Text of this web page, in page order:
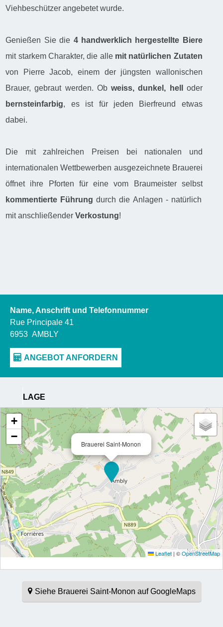
Viehbeschützer angebetet wurde.
Genießen Sie die 4 handwerklich hergestellte Biere
mit starkem Charakter, die allemit natürlichen Zutaten
von Pierre Jacob, einem der jüngsten wallonischen
Brauer, gebraut werden. Obweiss, dunkel, hell
oder
bernsteinfarbig, es ist für jeden Bierfreund etwas
dabei.
Die mit zahlreichen Preisen bei nationalen und
internationalen Wettbewerben ausgezeichnete Brauerei
öffnet ihre Pforten für eine vom Braumeister selbst
kommentierte Führung durch die Anlagen - natürlich
mit anschließenderVerkostung!
Name, Anschrift und Telefonnummer
Rue Principale 41
6953 AMBLY
LAGE
Brauerei Saint-Monon
+
−
Leaflet | ©OpenStreetMap
Siehe Brauerei Saint-Monon auf GoogleMaps